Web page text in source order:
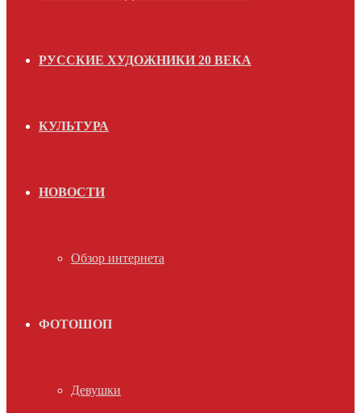
РУССКИЕ ХУДОЖНИКИ 20 ВЕКА
КУЛЬТУРА
НОВОСТИ
Обзор интернета
ФОТОШОП
Девушки